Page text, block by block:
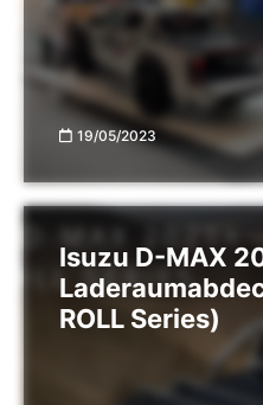
19/05/2023
Isuzu D-MAX
ROLL Series)